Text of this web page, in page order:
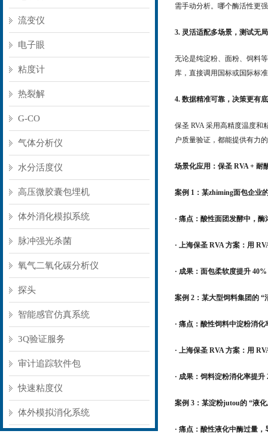
流变仪
电子眼
粘度计
热裂解
G-CO
气体分析仪
水分活度仪
高压微胶囊包埋机
体外消化模拟系统
脉冲强光杀菌
氧气二氧化碳分析仪
探头
智能感官仿真系统
3Q验证服务
审计追踪软件包
快速粘度仪
体外模拟消化系统
需手动分析。哪个酶活性更
3. 灵活适配多场景，测试无
无论是纯淀粉、面粉、饲料
库，直接调用国标或国际标
4. 数据精准可靠，决策更有
保圣 RVA 采用高精度温度和
户质量验证，都能提供有力
场景化应用：保圣 RVA + 耐
案例 1：某zhiming面包企业
· 痛点：酸性面团发酵中，
· 上海保圣 RVA 方案：用
· 成果：面包柔软度提升
案例 2：某大型饲料集团的 “
· 痛点：酸性饲料中淀粉消
· 上海保圣 RVA 方案：用
· 成果：饲料淀粉消化率提
案例 3：某淀粉jutou的 “液
· 痛点：酸性液化中酶过量